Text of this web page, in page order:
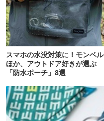
スマホの水没対策に！モンベル
ほか、アウトドア好きが選ぶ
「防水ポーチ」8選